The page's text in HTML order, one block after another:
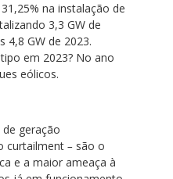
na instalação de
3,3 GW de
4,8 GW de 2023.
em 2023? No ano
eólicos.
geração
curtailment – são o
e a maior ameaça à